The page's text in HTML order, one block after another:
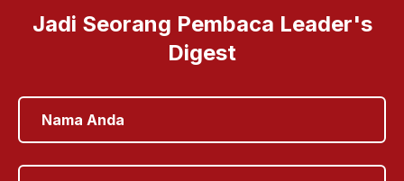
Jadi Seorang Pembaca Leader's
Digest